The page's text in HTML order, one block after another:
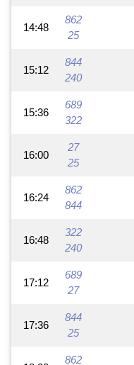
14:48
862
25
15:12
844
240
15:36
689
322
16:00
27
25
16:24
862
844
16:48
322
240
17:12
689
27
17:36
844
25
862